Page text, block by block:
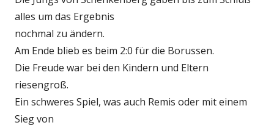
alles um das Ergebnis
nochmal zu ändern.
Am Ende blieb es beim 2:0 für die Borussen.
Die Freude war bei den Kindern und Eltern
riesengroß.
Ein schweres Spiel, was auch Remis oder mit einem
Sieg von